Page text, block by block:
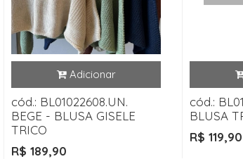
cód.: BL01022608.UN.
BEGE - BLUSA GISELE
TRICO
R$ 189,90
cód.:
BLUSA
R$ 119,90